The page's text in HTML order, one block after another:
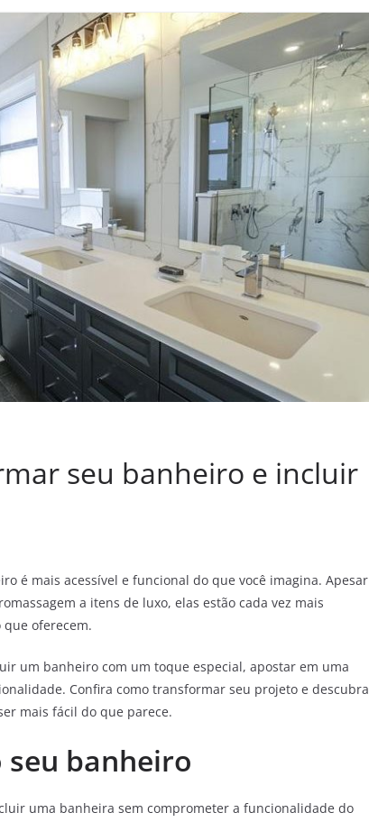
seu banheiro e incluir
é mais acessível e funcional do que você imagina. Apesar
a itens de luxo, elas estão cada vez mais
oferecem.
um banheiro com um toque especial, apostar em uma
Confira como transformar seu projeto e descubra
mais fácil do que parece.
seu banheiro
uma banheira sem comprometer a funcionalidade do